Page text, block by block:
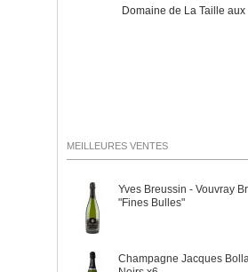
Domaine de La Taille
MEILLEURES VENTES
Yves Breussin - Vouvray
"Fines Bulles"
Champagne Jacques